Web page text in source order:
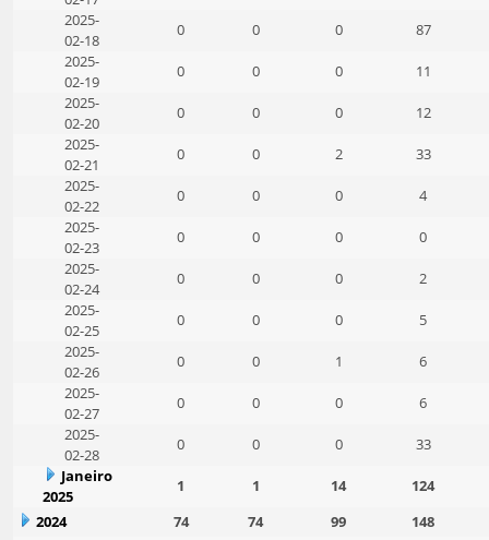
2025-
02-18
0 0 0
87
2025-
02-19
0 0 0
11
2025-
02-20
0 0 0
12
2025-
02-21
0 0 2
33
2025-
02-22
0 0 0
4
2025-
02-23
0 0 0
0
2025-
02-24
0 0 0
2
2025-
02-25
0 0 0
5
2025-
02-26
0 0 1
6
2025-
02-27
0 0 0
6
2025-
02-28
0 0 0
33
Janeiro
2025
1 1 14
124
2024
74 74 99
148